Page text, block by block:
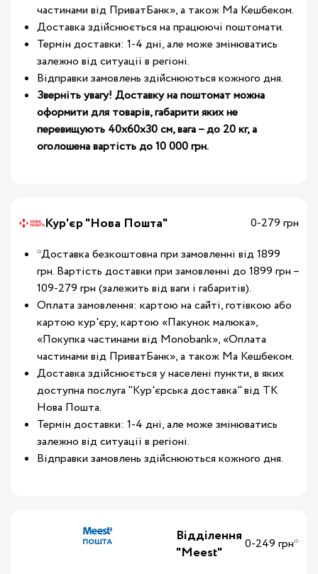
частинами від ПриватБанк», а також Ма Кешбеком.
Доставка здійснюється на працюючі поштомати.
Термін доставки: 1-4 дні, але може змінюватись
залежно від ситуації в регіоні.
Відправки замовлень здійснюються кожного дня.
Зверніть увагу! Доставку на поштомат можна
оформити для товарів, габарити яких не
перевищують 40х60х30 см, вага – до 20 кг, а
оголошена вартість до 10 000 грн.
Кур'єр "Нова Пошта"
0-279 грн
*Доставка безкоштовна при замовленні від 1899
грн. Вартість доставки при замовленні до 1899 грн –
109-279 грн (залежить від ваги і габаритів).
Оплата замовлення: картою на сайті, готівкою або
картою кур'єру, картою «Пакунок малюка»,
«Покупка частинами від Monobank», «Оплата
частинами від ПриватБанк», а також Ма Кешбеком.
Доставка здійснюється у населені пункти, в яких
доступна послуга "Кур'єрська доставка" від ТК
Нова Пошта.
Термін доставки: 1-4 дні, але може змінюватись
залежно від ситуації в регіоні.
Відправки замовлень здійснюються кожного дня.
Відділення
"Meest"
0-249 грн*